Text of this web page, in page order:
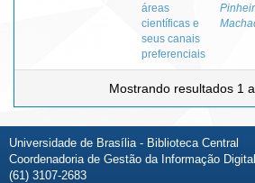
áreas
científicas e
seus canais
preferenciais
Mostrando resultados 1
Universidade de Brasília - Biblioteca Central
Coordenadoria de Gestão da Informação
(61) 3107-2683